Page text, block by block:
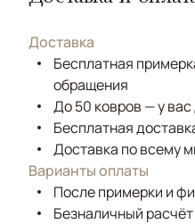
Доставка
Бесплатная
обращения
До 50 ковров — у
Бесплатная
Доставка по всему
Варианты оплаты
После примерки и
Безналичный